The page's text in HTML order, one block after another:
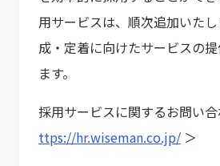
用サービスは、順次追加いた
成・定着に向けたサービスの
ます。
採用サービスに関するお問い
ttps://hr.wiseman.co.jp/ ＞